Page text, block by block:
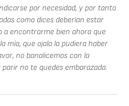
por necesidad, y por tanto
como dices deberían estar
a encontrarme bien ahora que
mía, que ojala la pudiera haber
no banalicemos con la
no te quedes embarazada.